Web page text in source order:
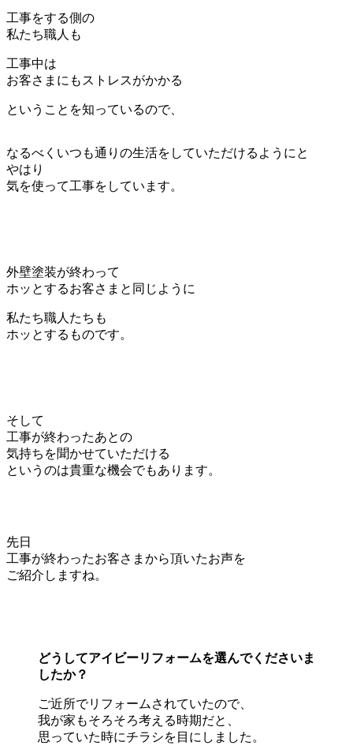
工事をする側の
私たち職人も
工事中は
お客さまにもストレスがかかる
ということを知っているので、
なるべくいつも通りの生活をしていただけるようにと
やはり
気を使って工事をしています。
外壁塗装が終わって
ホッとするお客さまと同じように
私たち職人たちも
ホッとするものです。
そして
工事が終わったあとの
気持ちを聞かせていただける
というのは貴重な機会でもあります。
先日
工事が終わったお客さまから頂いたお声を
ご紹介しますね。
どうしてアイビーリフォームを選んでくださいま
したか？
ご近所でリフォームされていたので、
我が家もそろそろ考える時期だと、
思っていた時にチラシを目にしました。